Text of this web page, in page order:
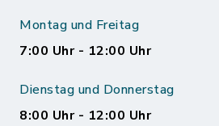
Montag und Freitag
7:00 Uhr - 12:00 Uhr
Dienstag und Donnerstag
8:00 Uhr - 12:00 Uhr